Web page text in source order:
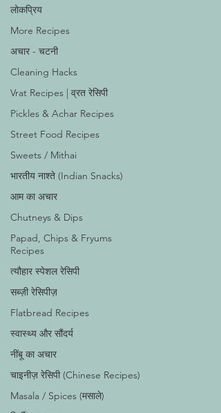
लोकप्रिय
More Recipes
अचार - चटनी
Cleaning Hacks
Vrat Recipes | व्रत रेसिपी
Pickles & Achar Recipes
Street Food Recipes
Sweets / Mithai
भारतीय नाश्ते (Indian Snacks)
आम का अचार
Chutneys & Dips
Papad, Chips & Fryums
Recipes
त्यौहार स्पेशल रेसिपी
सब्ज़ी रेसिपीज़
Flatbread Recipes
स्वास्थ्य और सौंदर्य
नींबू का अचार
चाइनीज़ रेसिपी (Chinese Recipes)
Masala / Spices (मसाले)